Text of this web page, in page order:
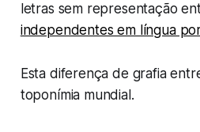
letras sem representação
independentes em língua
Esta diferença de grafia
toponímia mundial.